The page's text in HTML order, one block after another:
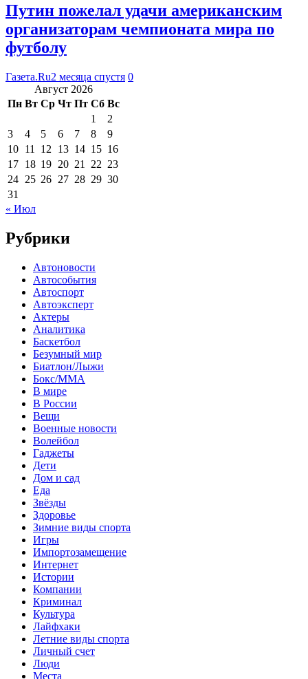
Путин пожелал удачи американским
организаторам чемпионата мира по
футболу
Газета.Ru2 месяца спустя 0
Август 2026
Пн Вт Ср Чт Пт Сб Вс
1
2
3
4 5 6 7 8
9
10 11 12 13 14 15 16
17 18 19 20 21 22 23
24 25 26 27 28 29 30
31
« Июл
Рубрики
Автоновости
Автособытия
Автоспорт
Автоэксперт
Актеры
Аналитика
Баскетбол
Безумный мир
Биатлон/Лыжи
Бокс/MMA
В мире
В России
Вещи
Военные новости
Волейбол
Гаджеты
Дети
Дом и сад
Еда
Звёзды
Здоровье
Зимние виды спорта
Игры
Импортозамещение
Интернет
Истории
Компании
Криминал
Культура
Лайфхаки
Летние виды спорта
Личный счет
Люди
Места